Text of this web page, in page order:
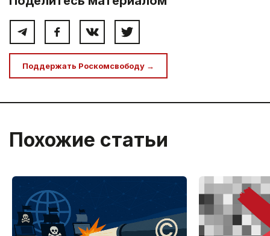
Поддержать Роскомсвободу →
Похожие статьи